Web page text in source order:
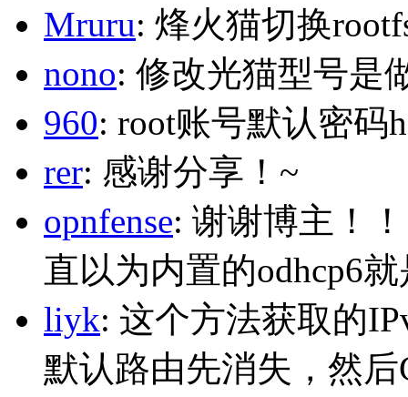
Mruru: 烽火猫切换
nono: 修改光猫型号是
960: root账号默认密码
rer: 感谢分享！~
opnfense: 谢谢博主！
直以为内置的odhcp6
liyk: 这个方法获取的
默认路由先消失，然